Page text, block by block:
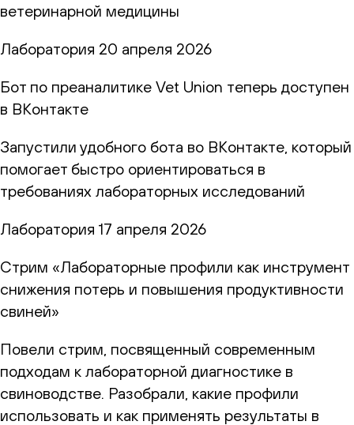
ветеринарной медицины
Лаборатория 20 апреля 2026
Бот по преаналитике Vet Union теперь доступен
в ВКонтакте
Запустили удобного бота во ВКонтакте, который
помогает быстро ориентироваться в
требованиях лабораторных исследований
Лаборатория 17 апреля 2026
Стрим «Лабораторные профили как инструмент
снижения потерь и повышения продуктивности
свиней»
Повели стрим, посвященный современным
подходам к лабораторной диагностике в
свиноводстве. Разобрали, какие профили
использовать и как применять результаты в